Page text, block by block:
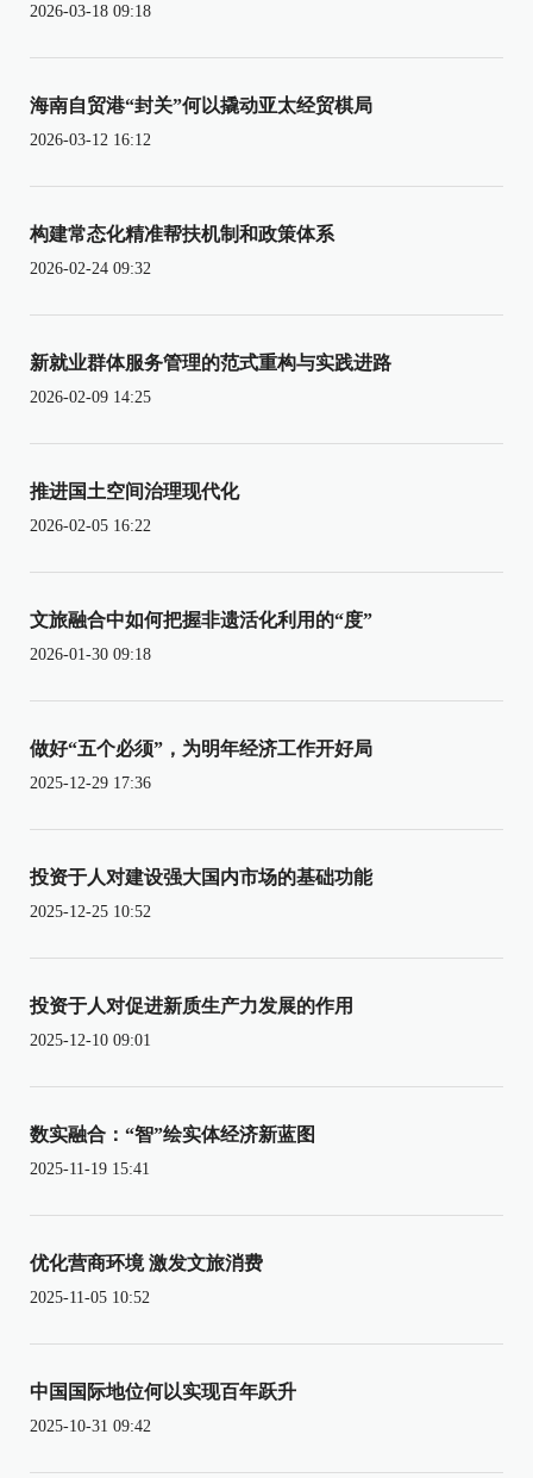
2026-03-18 09:18
海南自贸港“封关”何以撬动亚太经贸棋局
2026-03-12 16:12
构建常态化精准帮扶机制和政策体系
2026-02-24 09:32
新就业群体服务管理的范式重构与实践进路
2026-02-09 14:25
推进国土空间治理现代化
2026-02-05 16:22
文旅融合中如何把握非遗活化利用的“度”
2026-01-30 09:18
做好“五个必须”，为明年经济工作开好局
2025-12-29 17:36
投资于人对建设强大国内市场的基础功能
2025-12-25 10:52
投资于人对促进新质生产力发展的作用
2025-12-10 09:01
数实融合：“智”绘实体经济新蓝图
2025-11-19 15:41
优化营商环境 激发文旅消费
2025-11-05 10:52
中国国际地位何以实现百年跃升
2025-10-31 09:42